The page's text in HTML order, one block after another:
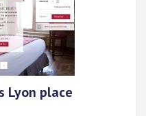
Lyon place